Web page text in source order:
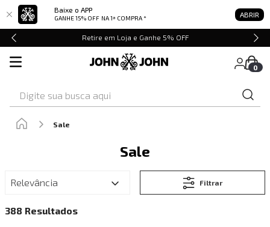
Baixe o APP
GANHE 15% OFF NA 1ª COMPRA * ABRIR
Retire em Loja e Ganhe 5% OFF
0
Sale
Sale
Relevância Filtrar
388